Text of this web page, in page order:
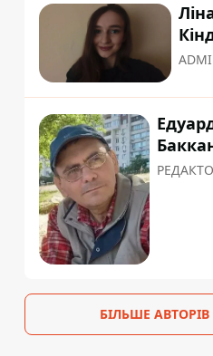
БІЛЬШЕ АВТОРІВ